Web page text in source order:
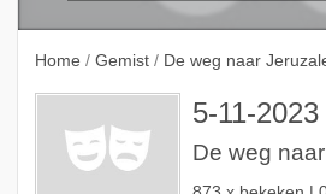
Home / Gemist / De weg naar
5-11-2023
De weg